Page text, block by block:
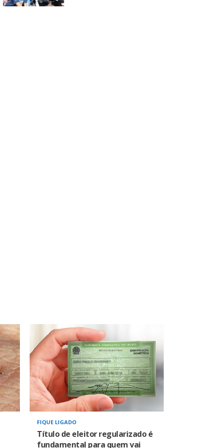
FIQUE LIGADO
Título de eleitor regularizado é
fundamental para quem vai